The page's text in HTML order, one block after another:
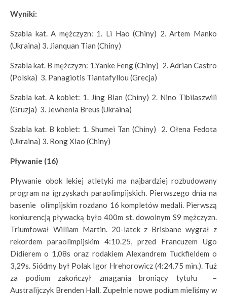
Wyniki:
Szabla kat. A mężczyzn: 1. Li Hao (Chiny) 2. Artem Manko
(Ukraina) 3. Jianquan Tian (Chiny)
Szabla kat. B mężczyzn: 1.Yanke Feng (Chiny) 2. Adrian Castro
(Polska) 3. Panagiotis Tiantafyllou (Grecja)
Szabla kat. A kobiet: 1. Jing Bian (Chiny) 2. Nino Tibilaszwili
(Gruzja) 3. Jewhenia Breus (Ukraina)
Szabla kat. B kobiet: 1. Shumei Tan (Chiny) 2. Ołena Fedota
(Ukraina) 3. Rong Xiao (Chiny)
Pływanie (16)
Pływanie obok lekiej atletyki ma najbardziej rozbudowany
program na igrzyskach paraolimpijskich. Pierwszego dnia na
basenie olimpijskim rozdano 16 kompletów medali. Pierwszą
konkurencją pływacką było 400m st. dowolnym S9 mężczyzn.
Triumfował William Martin. 20-latek z Brisbane wygrał z
rekordem paraolimpijskim 4:10.25, przed Francuzem Ugo
Didierem o 1,08s oraz rodakiem Alexandrem Tuckfieldem o
3,29s. Siódmy był Polak Igor Hrehorowicz (4:24.75 min.). Tuż
za podium zakończył zmagania broniący tytułu –
Australijczyk Brenden Hall. Zupełnie nowe podium mieliśmy w